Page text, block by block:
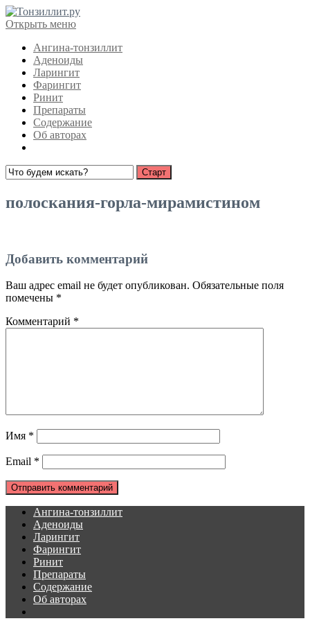
Открыть меню
Ангина-тонзиллит
Аденоиды
Ларингит
Фарингит
Ринит
Препараты
Содержание
Об авторах
полоскания-горла-мирамистином
Добавить комментарий
Ваш адрес email не будет опубликован. Обязательные поля
помечены *
Комментарий *
Имя *
Email *
Ангина-тонзиллит
Аденоиды
Ларингит
Фарингит
Ринит
Препараты
Содержание
Об авторах